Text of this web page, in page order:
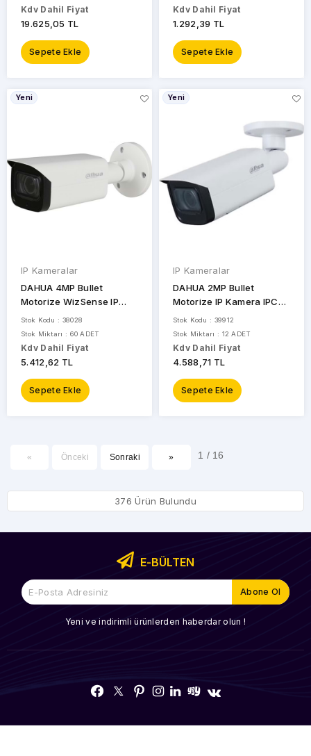
Kdv Dahil Fiyat
19.625,05 TL
Sepete Ekle
Kdv Dahil Fiyat
1.292,39 TL
Sepete Ekle
Yeni
IP Kameralar
DAHUA 4MP Bullet
Motorize WizSense IP
Kamera IPC-HFW1431T-
ZS-2812
Stok Kodu : 38028
Stok Miktarı : 60 ADET
Kdv Dahil Fiyat
5.412,62 TL
Sepete Ekle
Yeni
IP Kameralar
DAHUA 2MP Bullet
Motorize IP Kamera IPC-
HFW1230T-ZS-2812
Stok Kodu : 39912
Stok Miktarı : 12 ADET
Kdv Dahil Fiyat
4.588,71 TL
Sepete Ekle
« Önceki Sonraki » 1 / 16
376 Ürün Bulundu
E-BÜLTEN
Yeni ve indirimli ürünlerden haberdar olun !